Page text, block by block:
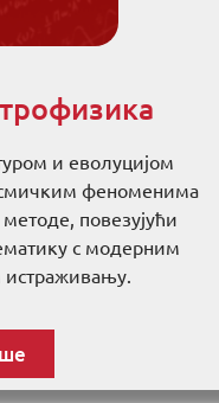
и еволуцијом
феноменима
повезујући
с модерним
истраживању.